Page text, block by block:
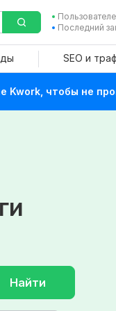
Последний
SEO и
Kwork, чтобы не
Найти